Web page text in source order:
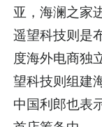
亚，海澜之家
遥望科技则是
度海外电商独
望科技则组建
中国利郎也表